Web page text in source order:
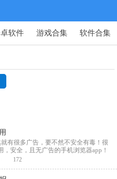
软件 游戏合集 软件合集
有很多广告，要不然不安全有毒！很
，安全，且无广告的手机浏览器app！
好用的浏览器app，采用了更加先进的
172